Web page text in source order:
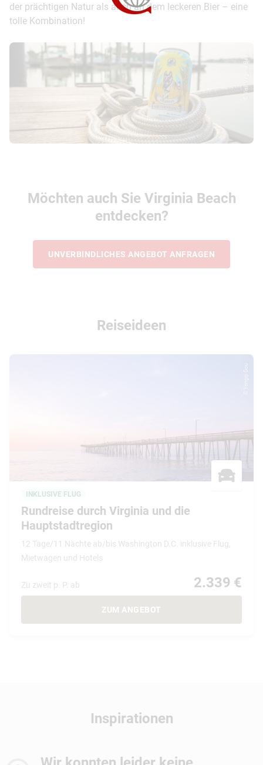
der prächtigen Natur als auch an dem leckeren Bier – eine
tolle Kombination!
© Visit Virginia Bea...
Möchten auch Sie Virginia Beach
entdecken?
UNVERBINDLICHES ANGEBOT ANFRAGEN
Reiseideen
© Yongqi Gou
INKLUSIVE FLUG
Rundreise durch Virginia und die
Hauptstadtregion
12 Tage/11 Nächte ab/bis Washington D.C. inklusive Flug,
Mietwagen und Hotels
Zu zweit p. P. ab 2.339 €
ZUM ANGEBOT
Inspirationen